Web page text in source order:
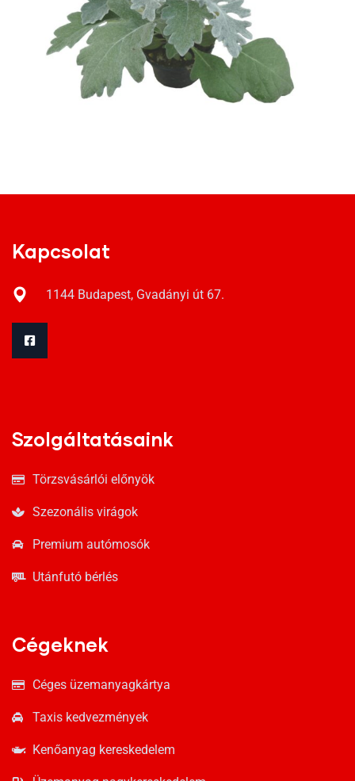
Kapcsolat
1144 Budapest, Gvadányi út 67.
Szolgáltatásaink
Törzsvásárlói előnyök
Szezonális virágok
Premium autómosók
Utánfutó bérlés
Cégeknek
Céges üzemanyagkártya
Taxis kedvezmények
Kenőanyag kereskedelem